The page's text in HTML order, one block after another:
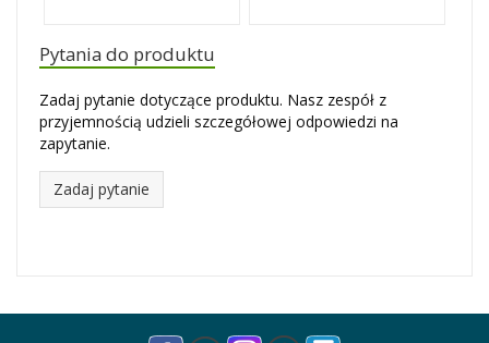
Pytania do produktu
Zadaj pytanie dotyczące produktu. Nasz zespół z
przyjemnością udzieli szczegółowej odpowiedzi na
zapytanie.
Zadaj pytanie